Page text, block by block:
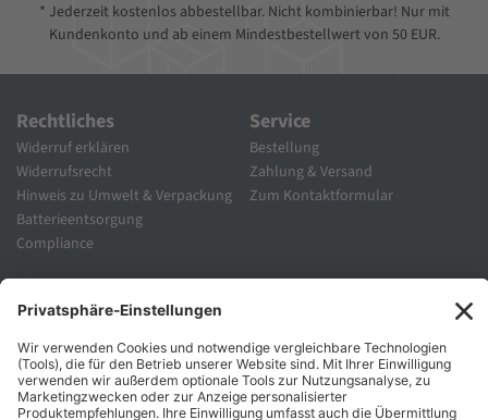
* Jederzeit kostenlos abbestellbar. Nicht kombinierbar! Nur mit
Kundenkonto und ab einem Mindestbestellwert von 50 EUR.
Rechtliches
Widerruf erklären
Widerrufsrecht
Hinweis zu Umwelt & Verpackung
Batterieentsorgung
Compliance
Service
Bestellung
Zahlung & Versand
Zum Kontaktformular
Unternehmen
Karriere